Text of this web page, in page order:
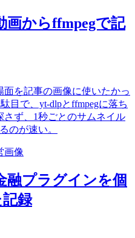
画からffmpegで記
を記事の画像に使いたかっ
目で、yt-dlpとffmpegに落ち
ず、1秒ごとのサムネイル
のが速い。
画像
融プラグインを個
録